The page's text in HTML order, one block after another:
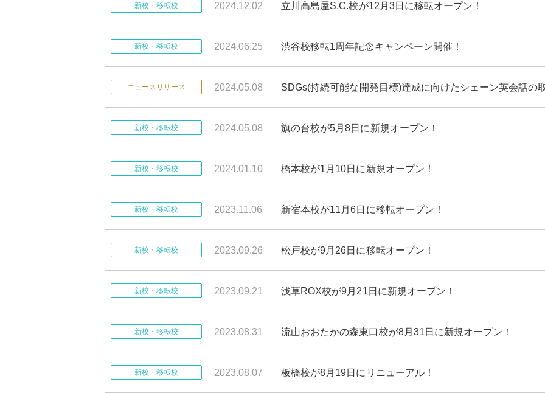
新校・移転校 2024.12.02 立川高島屋S.C.校が12月3日に移転オープン！
新校・移転校 2024.06.25 渋谷校移転1周年記念キャンペーン開催！
ニュースリリース 2024.05.08 SDGs(持続可能な開発目標)達成に向けたシェーン英会話の
新校・移転校 2024.05.08 旗の台校が5月8日に新規オープン！
新校・移転校 2024.01.10 橋本校が1月10日に新規オープン！
新校・移転校 2023.11.06 新宿本校が11月6日に移転オープン！
新校・移転校 2023.09.26 松戸校が9月26日に移転オープン！
新校・移転校 2023.09.21 浅草ROX校が9月21日に新規オープン！
新校・移転校 2023.08.31 流山おおたかの森東口校が8月31日に新規オープン！
新校・移転校 2023.08.07 板橋校が8月19日にリニューアル！